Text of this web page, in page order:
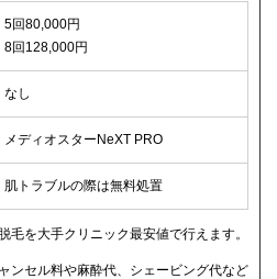
5回80,000円
8回128,000円
なし
メディオスターNeXT PRO
肌トラブルの際は無料処置
毛を大手クリニック最安値で行えます。
ンセル料や麻酔代、シェービング代など